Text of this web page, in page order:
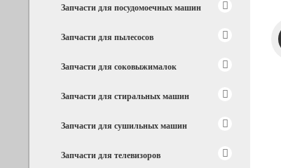
Запчасти для посудомоечных машин
Запчасти для пылесосов
Запчасти для соковыжималок
Запчасти для стиральных машин
Запчасти для сушильных машин
Запчасти для телевизоров